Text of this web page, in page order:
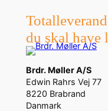
du skal have
Brdr. Møller A/S
Edwin Rahrs Vej 77
8220 Brabrand
Danmark